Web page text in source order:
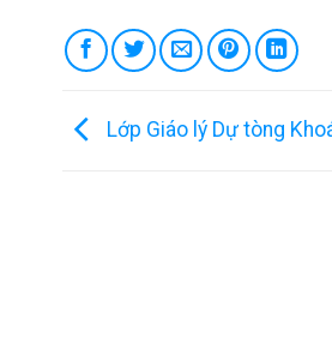
Lớp Giáo lý Dự tòng